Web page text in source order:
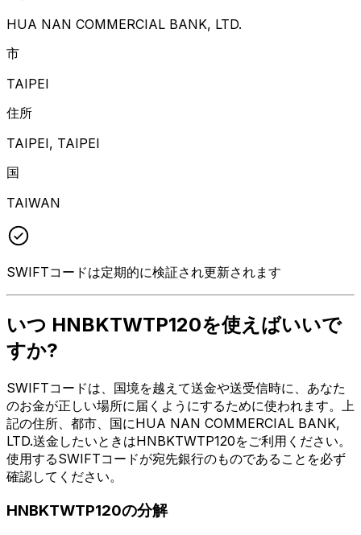
HUA NAN COMMERCIAL BANK, LTD.
市
TAIPEI
住所
TAIPEI, TAIPEI
国
TAIWAN
SWIFTコードは定期的に検証され更新されます
いつ HNBKTWTP120を使えばいいで
すか?
SWIFTコードは、国境を越えて送金や送受信時に、あなた
のお金が正しい場所に届くようにするために使われます。上
記の住所、都市、国にHUA NAN COMMERCIAL BANK,
LTD.送金したいときはHNBKTWTP120をご利用ください。
使用するSWIFTコードが宛先銀行のものであることを必ず
確認してください。
HNBKTWTP120の分解